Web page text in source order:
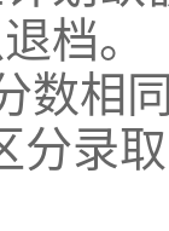
档。
数相
分录